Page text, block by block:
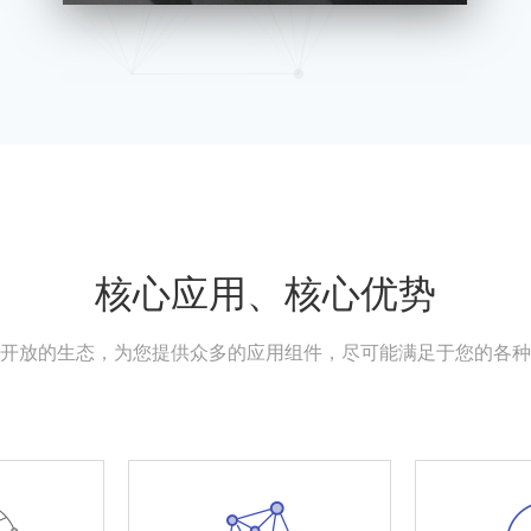
核心应用、核心优势
放的生态，为您提供众多的应用组件，尽可能满足于您的各